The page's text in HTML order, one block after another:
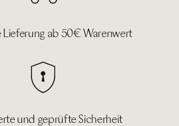
Lieferung ab 50€ Warenwert
und geprüfte Sicherheit